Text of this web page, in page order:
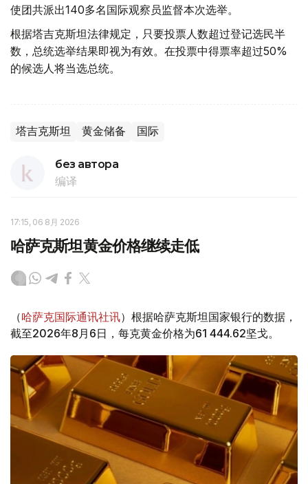
使团共派出140多名国际观察员监督本次选举。
根据塔吉克斯坦法律规定，只要投票人数超过登记选民半
数，总统选举结果即视为有效。在投票中得票率超过50%
的候选人将当选总统。
塔吉克斯坦 黄金储备 国际
без автора
编译
17:15, 06 8月 2026
哈萨克斯坦黄金价格继续走低
（哈萨克国际通讯社讯）根据哈萨克斯坦国家银行的数据，
截至2026年8月6日，每克黄金价格为61 444.62坚戈。